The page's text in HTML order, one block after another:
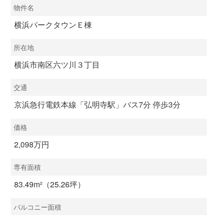
物件名
横浜パークタウンＥ棟
所在地
横浜市南区六ツ川３丁目
交通
京浜急行電鉄本線「弘明寺駅」バス7分 停歩3分
価格
2,098万円
専有面積
83.49m²（25.26坪）
バルコニー面積